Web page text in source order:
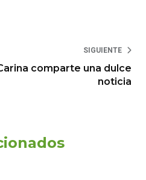
SIGUIENTE
comparte una dulce
noticia